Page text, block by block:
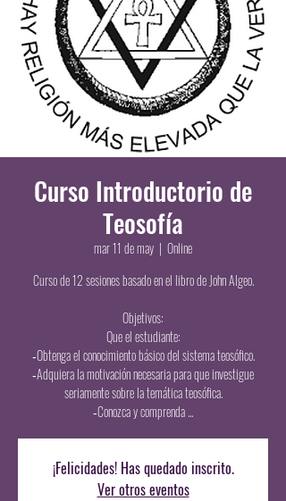
Curso Introductorio de
Teosofía
mar 11 de may
  |
Online
Curso de 12 sesiones basado en el libro de John Algeo.
Objetivos:
Que el estudiante:
‐Obtenga el conocimiento básico del sistema teosófico.
‐Adquiera la motivación necesaria para que investigue
seriamente sobre la temática teosófica.
‐Conozca y comprenda ...
¡Felicidades! Has quedado inscrito.
Ver otros eventos